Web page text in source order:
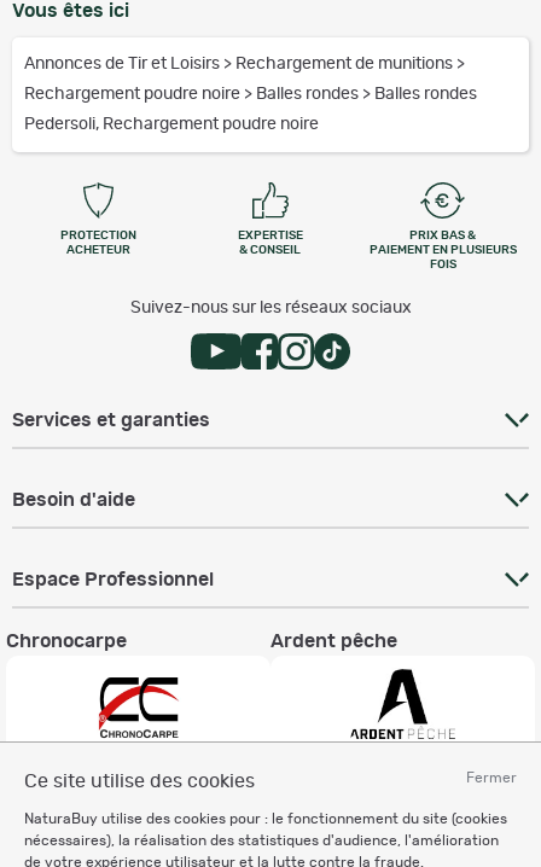
Fermer
Ce site utilise des cookies
NaturaBuy utilise des cookies pour : le fonctionnement du site (cookies
nécessaires), la réalisation des statistiques d'audience, l'amélioration
de votre expérience utilisateur et la lutte contre la fraude.
Vous êtes ici
Annonces de Tir et Loisirs > Rechargement de munitions >
Rechargement poudre noire > Balles rondes > Balles rondes
Pedersoli, Rechargement poudre noire
PROTECTION
ACHETEUR
EXPERTISE
& CONSEIL
PRIX BAS &
PAIEMENT EN PLUSIEURS
FOIS
Suivez-nous sur les réseaux sociaux
Services et garanties
Besoin d'aide
Espace Professionnel
Chronocarpe Ardent pêche
Charte éthique
Mentions légales